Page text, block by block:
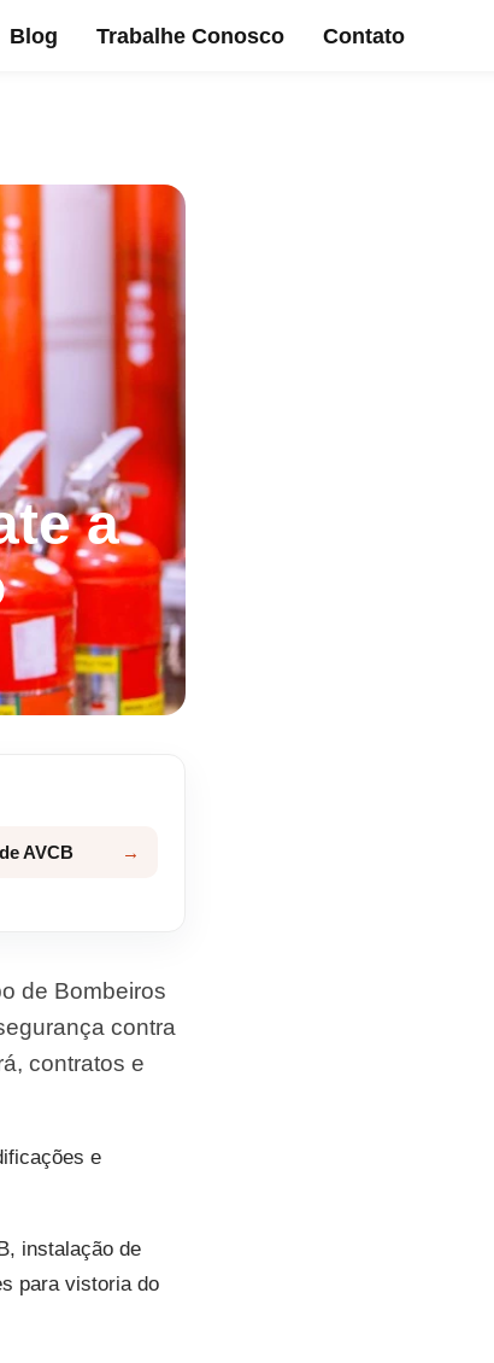
Blog Trabalhe Conosco Contato
a
AVCB
de Bombeiros
contra
contratos e
e
instalação de
para vistoria do